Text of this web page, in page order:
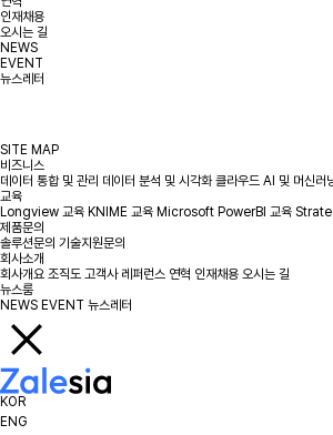
인재채용
오시는 길
NEWS
EVENT
뉴스레터
SITE MAP
비즈니스
데이터 통합 및 관리 데이터 분석 및 시각화 클라우드 AI 및 머신러
교육
Longview 교육 KNIME 교육 Microsoft PowerBI 교육
제품문의
솔루션문의 기술지원문의
회사소개
회사개요 조직도 고객사 레퍼런스 연혁 인재채용 오시는 길
뉴스룸
NEWS EVENT 뉴스레터
KOR
ENG